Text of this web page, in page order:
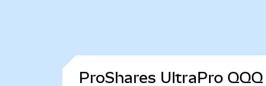
ProShares UltraPro QQQ